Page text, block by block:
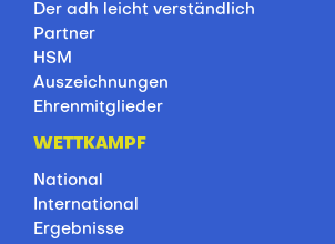
Der adh leicht verständlich
Partner
HSM
Auszeichnungen
Ehrenmitglieder
WETTKAMPF
National
International
Ergebnisse